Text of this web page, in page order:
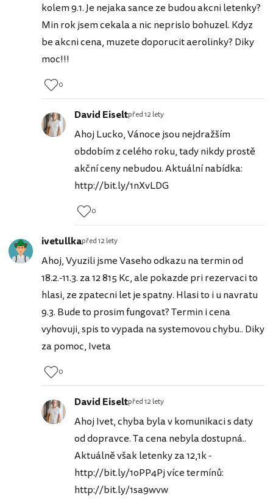
kolem 9.1. Je nejaka sance ze budou akcni letenky?
Min rok jsem cekala a nic neprislo bohuzel. Kdyz
be akcni cena, muzete doporucit aerolinky? Diky
moc!!!
0
David Eiseltpřed 12 lety
Ahoj Lucko, Vánoce jsou nejdražším
obdobím z celého roku, tady nikdy prostě
akční ceny nebudou. Aktuální nabídka:
http://bit.ly/1nXvLDG
0
ivetullkapřed 12 lety
Ahoj, Vyuzili jsme Vaseho odkazu na termin od
18.2.-11.3. za 12 815 Kc, ale pokazde pri rezervaci to
hlasi, ze zpatecni let je spatny. Hlasi to i u navratu
9.3. Bude to prosim fungovat? Termin i cena
vyhovuji, spis to vypada na systemovou chybu.. Diky
za pomoc, Iveta
0
David Eiseltpřed 12 lety
Ahoj Ivet, chyba byla v komunikaci s daty
od dopravce. Ta cena nebyla dostupná..
Aktuálně však letenky za 12,1k -
http://bit.ly/1oPP4Pj více termínů:
http://bit.ly/1sa9wvw